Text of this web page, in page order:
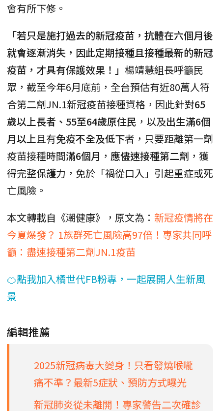
會有所下修。
「若只是施打過去的新冠疫苗，抗體在六個月後
就會逐漸消失，因此定期接種且接種最新的新冠
疫苗，才具有保護效果！」 楊靖慧組長呼籲民
眾，截至今年6月底前，全台預估有近80萬人符
合第二劑JN.1新冠疫苗接種資格，因此針對65
歲以上長者、55至64歲原住民 ，以及出生滿6個
月以上且有免疫不全及低下者，只要距離第一劑
疫苗接種時間滿6個月 ， 應儘速接種第二劑 ，獲
得完整保護力，免於「禍從口入」引起重症或死
亡風險。
本文轉載自《潮健康》，原文為： 新冠疫情將在
今夏爆發？ 1族群死亡風險高97倍！專家共同呼
籲：盡速接種第二劑JN.1疫苗
🍊點我加入橘世代FB粉專，一起展開人生新風
景
編輯推薦
2025新冠病毒大變身！只看發燒喉嚨
痛不準？最新5症狀、預防方式曝光
新冠肺炎從未離開！專家警告二次確診